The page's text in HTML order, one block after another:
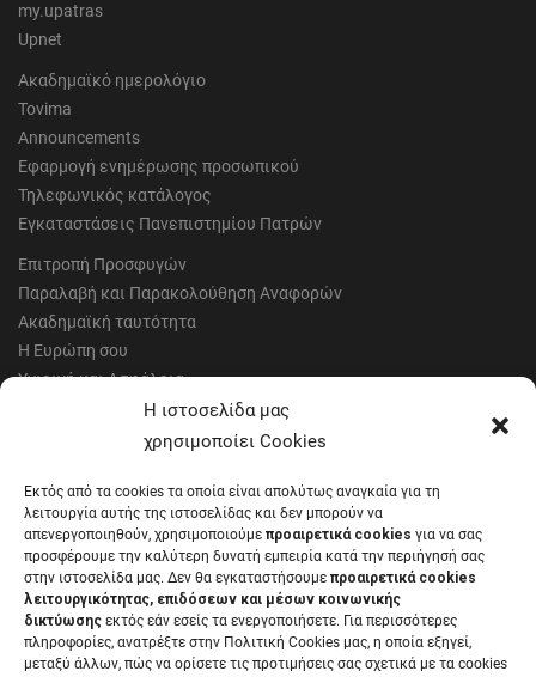
Η ιστοσελίδα μας
χρησιμοποίει Cookies
Εκτός από τα cookies τα οποία είναι απολύτως αναγκαία για τη
λειτουργία αυτής της ιστοσελίδας και δεν μπορούν να
απενεργοποιηθούν, χρησιμοποιούμε προαιρετικά cookies για να σας
προσφέρουμε την καλύτερη δυνατή εμπειρία κατά την περιήγησή σας
στην ιστοσελίδα μας. Δεν θα εγκαταστήσουμε προαιρετικά cookies
λειτουργικότητας, επιδόσεων και μέσων κοινωνικής
δικτύωσης εκτός εάν εσείς τα ενεργοποιήσετε. Για περισσότερες
πληροφορίες, ανατρέξτε στην Πολιτική Cookies μας, η οποία εξηγεί,
μεταξύ άλλων, πώς να ορίσετε τις προτιμήσεις σας σχετικά με τα cookies
my.upatras
Upnet
Ακαδημαϊκό ημερολόγιο
Tovima
Announcements
Εφαρμογή ενημέρωσης προσωπικού
Τηλεφωνικός κατάλογος
Εγκαταστάσεις Πανεπιστημίου Πατρών
Επιτροπή Προσφυγών
Παραλαβή και Παρακολούθηση Αναφορών
Ακαδημαϊκή ταυτότητα
Η Ευρώπη σου
Υγιεινή και Ασφάλεια
Έντυπα Οικονομικής Υπηρεσίας
Έντυπα Διοικητικών Υπηρεσιών
Μητρώα αξιολογητών
Δημόσια Διαβούλευση
Συνεδριάσεις Συγκλήτου
Συνεδριάσεις Συμβουλίου Διοίκησης
EUNICoast European University